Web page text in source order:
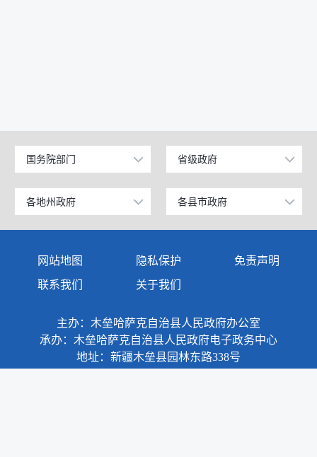
国务院部门
公安部
工业和信息化部
科学技术部
教育部
国家发展和改革委员会
国防部
省级政府
北京
上海
广东
天津
江苏
山东
浙江
各地州政府
乌鲁木齐市
博尔塔拉蒙古自治州
克拉玛依市
各县市政府
昌吉市
吉木萨尔县
奇台县
网站地图 隐私保护
免责声明
联系我们
关于我们
主办：木垒哈萨克自治县人民政府办公室
承办：木垒哈萨克自治县人民政府电子政务中心
地址：新疆木垒县园林东路338号